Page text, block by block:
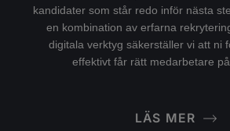
kandidater som står redo inför nästa
en kombination av erfarna
digitala verktyg säkerställer vi att ni
effektivt får rätt medarbetare
LÄS MER